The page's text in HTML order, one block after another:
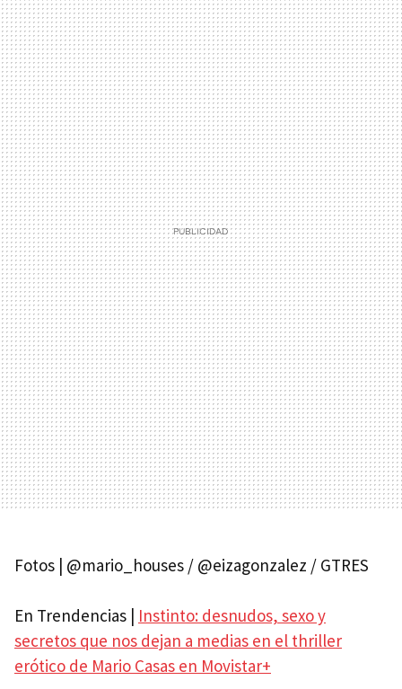
Fotos | @mario_houses / @eizagonzalez / GTRES
En Trendencias | Instinto: desnudos, sexo y
secretos que nos dejan a medias en el thriller
erótico de Mario Casas en Movistar+